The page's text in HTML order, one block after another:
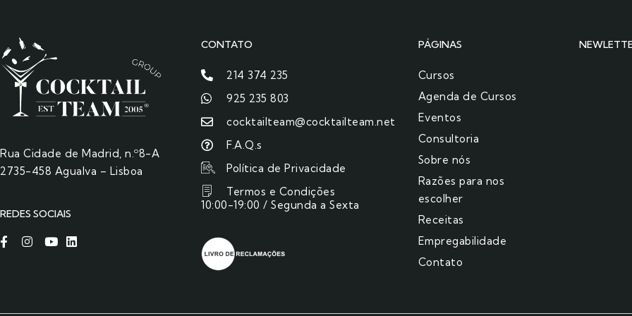
Rua Cidade de Madrid, n.º8-A
2735-458 Agualva – Lisboa
REDES SOCIAIS
CONTATO
214 374 235
925 235 803
cocktailteam@cocktailteam.net
F.A.Q.s
Política de Privacidade
Termos e Condições
10:00-19:00 / Segunda a Sexta
PÁGINAS
Cursos
Agenda de Cursos
Eventos
Consultoria
Sobre nós
Razões para nos
escolher​
Receitas
Empregabilidade
Contato